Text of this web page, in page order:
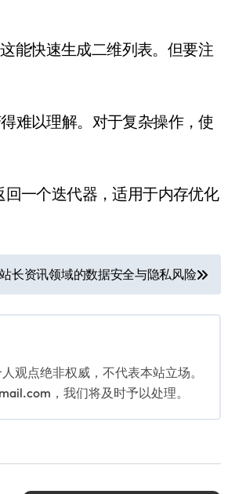
能快速生成二维列表。但要注
难以理解。对于复杂操作，使
一个迭代器，适用于内存优化
长资讯领域的数据安全与隐私风险
观点绝非权威，不代表本站立场。
，我们将及时予以处理。